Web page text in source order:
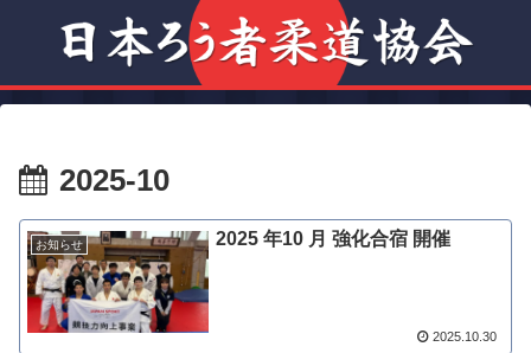
2025-10
お知らせ 2025 年10 月 強化合宿 開催
2025.10.30